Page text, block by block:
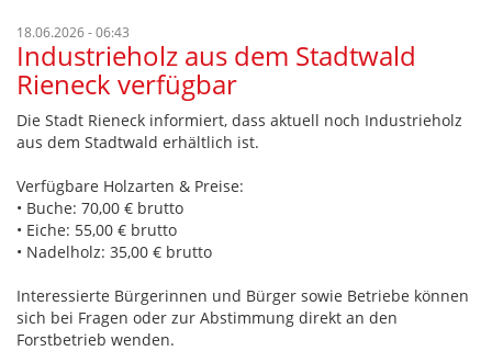
18.06.2026 - 06:43
Industrieholz aus dem Stadtwald
Rieneck verfügbar
Die Stadt Rieneck informiert, dass aktuell noch Industrieholz
aus dem Stadtwald erhältlich ist.
Verfügbare Holzarten & Preise:
• Buche: 70,00 € brutto
• Eiche: 55,00 € brutto
• Nadelholz: 35,00 € brutto
Interessierte Bürgerinnen und Bürger sowie Betriebe können
sich bei Fragen oder zur Abstimmung direkt an den
Forstbetrieb wenden.